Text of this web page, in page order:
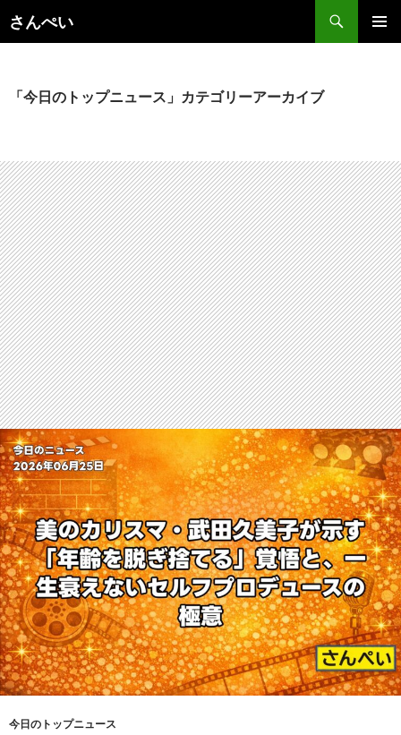
ン
キ
ッ
プ
さんぺい
「今日のトップニュース」カテゴリーアーカイブ
今日のトップニュース